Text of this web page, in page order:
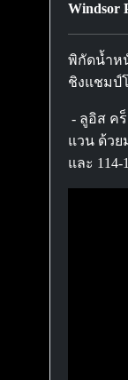
Windsor
พิกัดน้ำห
ชิงแชมป์
- ลูอิส ค
แวน ด้วย
และ 114-